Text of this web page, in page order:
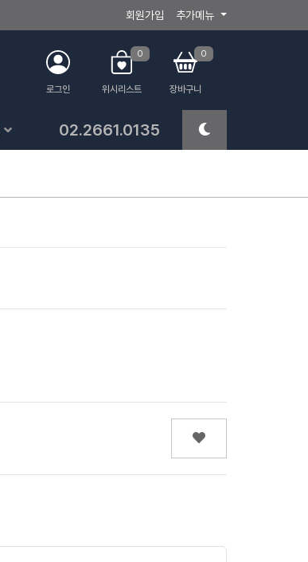
회원가입 추가메뉴
로그인
0
위시리스트
0
장바구니
02.2661.0135